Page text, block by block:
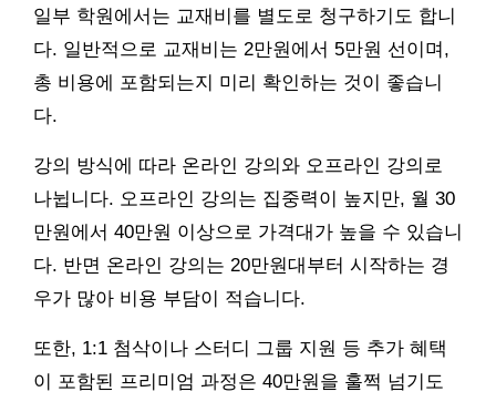
일부 학원에서는 교재비를 별도로 청구하기도 합니
다. 일반적으로 교재비는 2만원에서 5만원 선이며,
총 비용에 포함되는지 미리 확인하는 것이 좋습니
다.
강의 방식에 따라 온라인 강의와 오프라인 강의로
나뉩니다. 오프라인 강의는 집중력이 높지만, 월 30
만원에서 40만원 이상으로 가격대가 높을 수 있습니
다. 반면 온라인 강의는 20만원대부터 시작하는 경
우가 많아 비용 부담이 적습니다.
또한, 1:1 첨삭이나 스터디 그룹 지원 등 추가 혜택
이 포함된 프리미엄 과정은 40만원을 훌쩍 넘기도